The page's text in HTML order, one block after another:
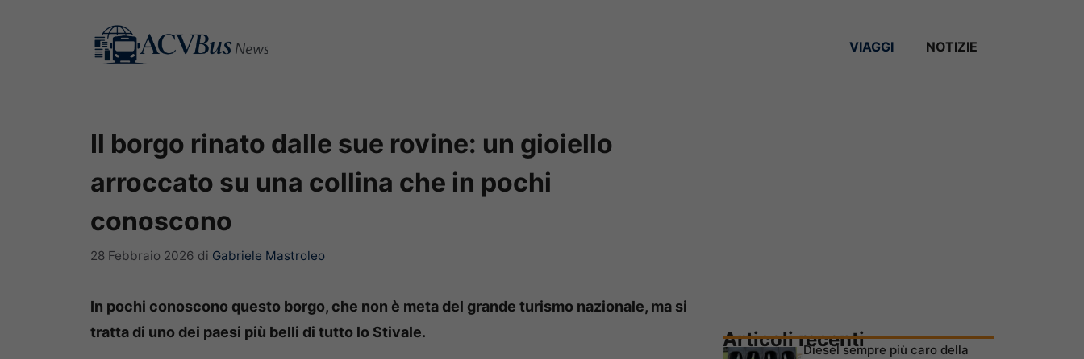
VIAGGI NOTIZIE
Il borgo rinato dalle sue rovine: un gioiello
arroccato su una collina che in pochi
conoscono
28 Febbraio 2026 di Gabriele Mastroleo
In pochi conoscono questo borgo, che non è meta del grande turismo nazionale, ma si
tratta di uno dei paesi più belli di tutto lo Stivale.
Articoli recentiDiesel sempre più caro della